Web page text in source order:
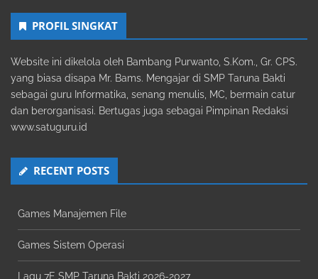
PROFIL SINGKAT
Website ini dikelola oleh Bambang Purwanto, S.Kom., Gr. CPS.
yang biasa disapa Mr. Bams. Mengajar di SMP Taruna Bakti
sebagai guru Informatika, senang menulis, MC, bermain catur
dan berorganisasi. Bertugas juga sebagai Pimpinan Redaksi
www.satuguru.id
RECENT POSTS
Games Manajemen File
Games Sistem Operasi
Lagu 7E SMP Taruna Bakti 2026-2027